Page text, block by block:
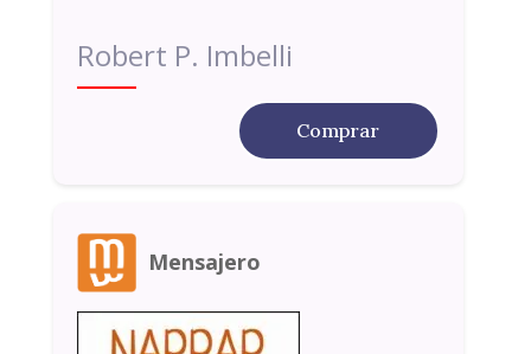
Robert P. Imbelli
Comprar
Mensajero